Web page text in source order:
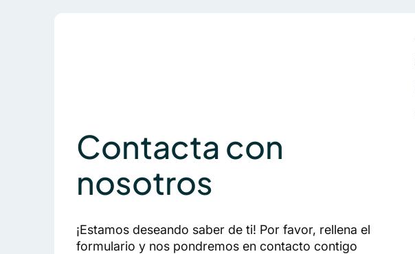
Contacta con
nosotros
¡Estamos deseando saber de ti! Por favor, rellena el
formulario y nos pondremos en contacto contigo